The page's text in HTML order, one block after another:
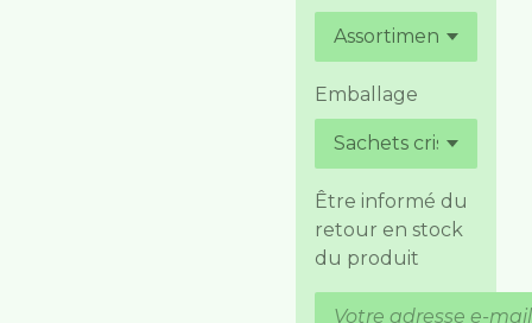
Emballage
Être informé du
retour en stock
du produit